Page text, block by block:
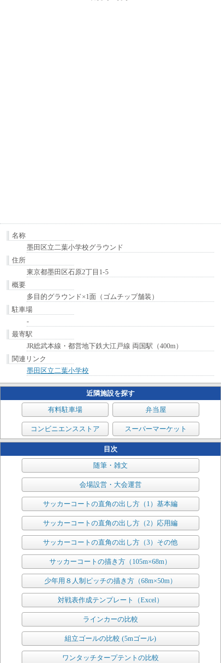
名称
墨田区立二葉小学校グラウンド
住所
東京都墨田区石原2丁目1-5
概要
多目的グラウンド×1面（ゴムチップ舗装）
駐車場
-
最寄駅
JR総武本線・都営地下鉄大江戸線 両国駅（400m）
関連リンク
墨田区立二葉小学校
近隣施設を探す
有料駐車場 弁当屋
コンビニエンスストア スーパーマーケット
目次
随筆・雑文
会場設営・大会運営
サッカーコートの直角の出し方（1）基本編
サッカーコートの直角の出し方（2）応用編
サッカーコートの直角の出し方（3）その他
サッカーコートの描き方（105m×68m）
少年用８人制ピッチの描き方（68m×50m）
対戦表作成テンプレート（Excel）
ラインカーの比較
組立ゴールの比較 (5mゴール)
ワンタッチタープテントの比較